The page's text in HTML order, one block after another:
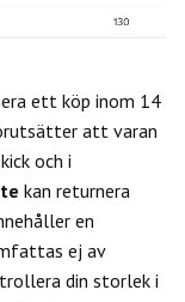
ett köp inom 14
att varan
och i
kan returnera
en
ej av
din storlek i